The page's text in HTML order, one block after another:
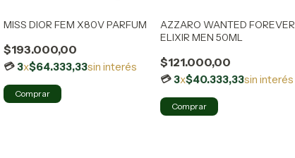
MISS DIOR FEM X80V PARFUM
$193.000,00
3x$64.333,33sin interés
AZZARO WANTED FOREVER
ELIXIR MEN 50ML
$121.000,00
3x$40.333,33sin interés